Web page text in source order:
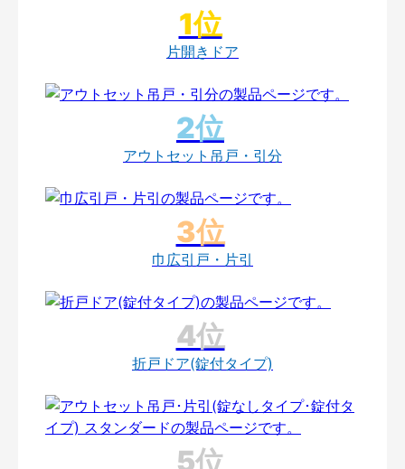
片開きドア
アウトセット吊戸・引分
巾広引戸・片引
折戸ドア(錠付タイプ)